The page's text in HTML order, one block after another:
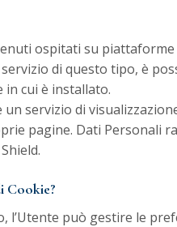
ospitati su
di questo tipo, è
in cui è installato.
un servizio di
pagine. Dati Personali
Cookie?
può gestire le